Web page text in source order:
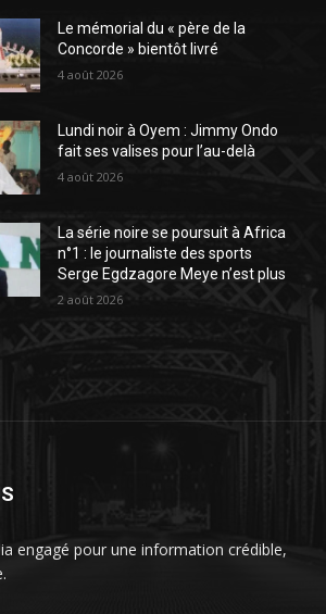
Le mémorial du « père de la
Concorde » bientôt livré
4 août 2026
Lundi noir à Oyem : Jimmy Ondo
fait ses valises pour l’au-delà
4 août 2026
La série noire se poursuit à Africa
n°1 : le journaliste des sports
Serge Egdzagore Meye n’est plus
2 août 2026
engagé pour une information crédible,